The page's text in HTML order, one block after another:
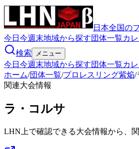
日本全国の
今日 今週末地域から探す団体一覧カ
検索
メニュー
今日 今週末地域から探す団体一覧カ
ホーム/団体一覧/プロレスリング紫焔/
関連大会情報
ラ・コルサ
LHN上で確認できる大会情報から、